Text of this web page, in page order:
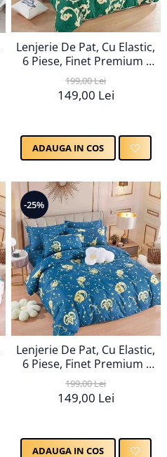
Lenjerie De Pat, Cu Elastic,
6 Piese, Finet Premium -
LPBF6PE25
199,00 Lei
149,00 Lei
ADAUGA IN COS
-25%
Lenjerie De Pat, Cu Elastic,
6 Piese, Finet Premium -
LPBF6PE28
199,00 Lei
149,00 Lei
ADAUGA IN COS